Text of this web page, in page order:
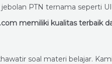
PTN ternama seperti
memiliki kualitas terbaik
soal materi belajar.